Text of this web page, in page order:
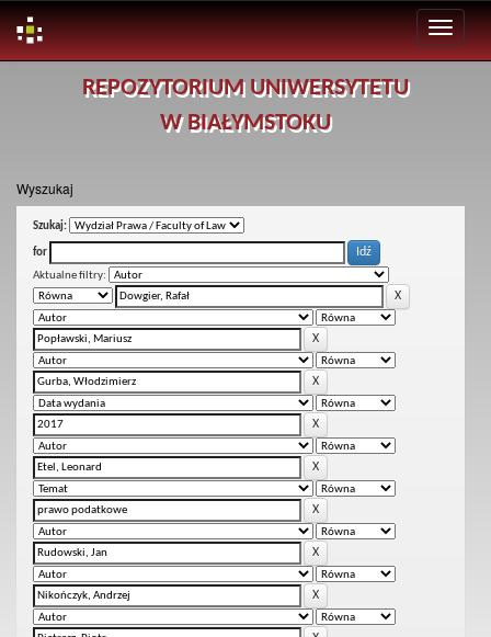
REPOZYTORIUM UNIWERSYTETU
W BIAŁYMSTOKU
Wyszukaj
Szukaj:
for
Aktualne filtry: